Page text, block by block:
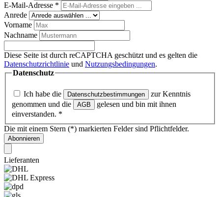
E-Mail-Adresse *
Anrede
Vorname
Nachname
Diese Seite ist durch reCAPTCHA geschützt und es gelten die
Datenschutzrichtlinie und Nutzungsbedingungen.
Datenschutz
Ich habe die Datenschutzbestimmungen
zur Kenntnis
genommen und die
AGB
gelesen und bin mit ihnen
einverstanden. *
Die mit einem Stern (*) markierten Felder sind Pflichtfelder.
Abonnieren
Lieferanten